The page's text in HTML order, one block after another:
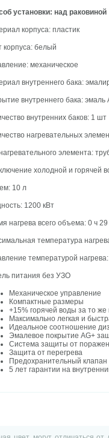
установки: над раковиной
корпуса: пластик
корпуса: белый
механическое
внутреннего бака:
внутреннего бака:эмаль
внутренних баков: 1 шт
нагревательных
элемента:
холодной и горячей
10 л
1200 кВт
нагрева всего объема: 0 ч
температура
температурой нагрева:
питания без УЗО
Механическое управление
Компактные размеры
+15% горячей воды за то
Максимально легкая и
Идеальное соотношение
Эмалевое покрытие AG+
Система защиты от
Защита от перегрева
Предохранительный клапан
5 лет гарантии на